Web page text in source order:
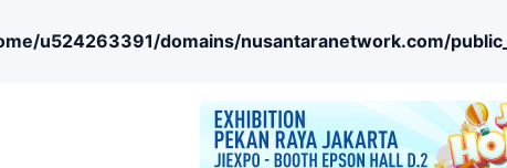
u524263391/domains/nusantaranetwork.com/